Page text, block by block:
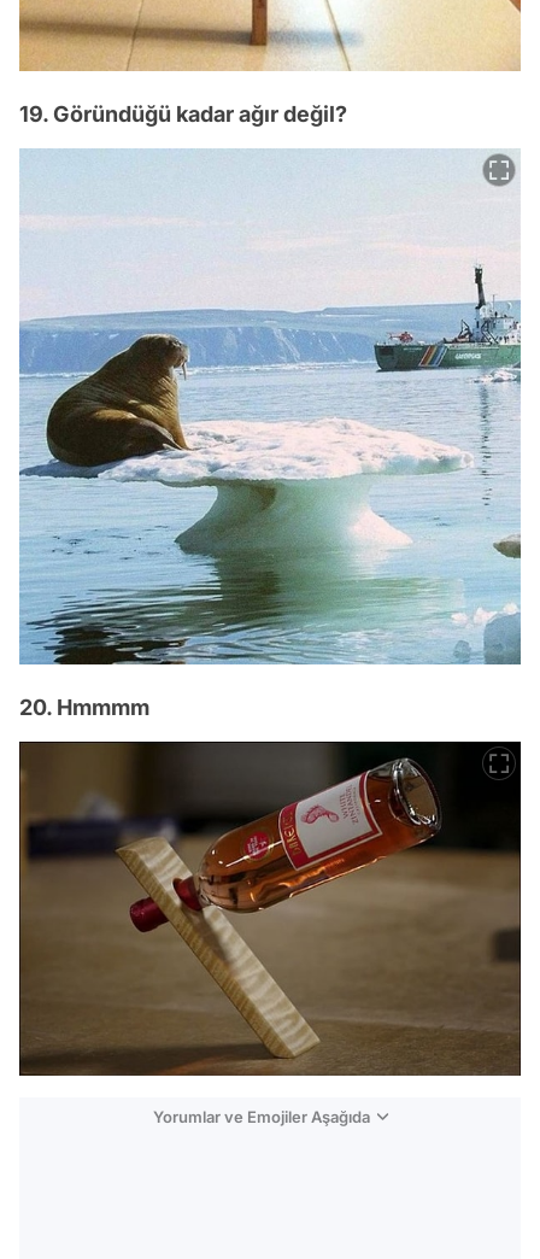
19. Göründüğü kadar ağır değil?
20. Hmmmm
Yorumlar ve Emojiler Aşağıda